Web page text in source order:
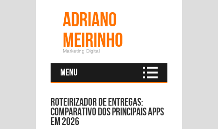
Adriano
Meirinho
Marketing Digital
Menu
Roteirizador de entregas:
comparativo dos principais apps
em 2026